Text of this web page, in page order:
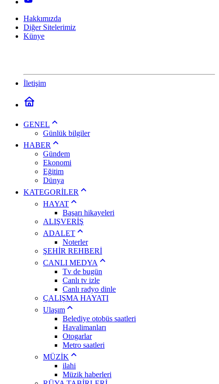
Hakkımızda
Diğer Sitelerimiz
Künye
İletişim
GENEL
Günlük bilgiler
HABER
Gündem
Ekonomi
Eğitim
Dünya
KATEGORİLER
HAYAT
Başarı hikayeleri
ALIŞVERİŞ
ADALET
Noterler
ŞEHİR REHBERİ
CANLI MEDYA
Tv de bugün
Canlı tv izle
Canlı radyo dinle
ÇALIŞMA HAYATI
Ulaşım
Belediye otobüs saatleri
Havalimanları
Otogarlar
Metro saatleri
MÜZİK
ilahi
Müzik haberleri